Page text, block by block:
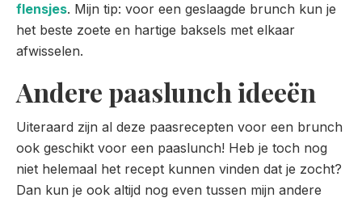
flensjes. Mijn tip: voor een geslaagde brunch kun je
het beste zoete en hartige baksels met elkaar
afwisselen.
Andere paaslunch ideeën
Uiteraard zijn al deze paasrecepten voor een brunch
ook geschikt voor een paaslunch! Heb je toch nog
niet helemaal het recept kunnen vinden dat je zocht?
Dan kun je ook altijd nog even tussen mijn andere